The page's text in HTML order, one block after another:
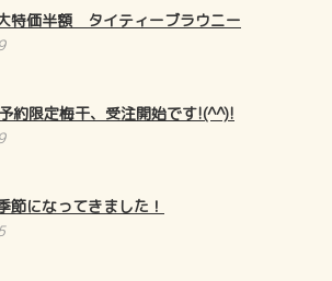
特価半額 タイティーブラウニー
約限定梅干、受注開始です!(^^)!
節になってきました！